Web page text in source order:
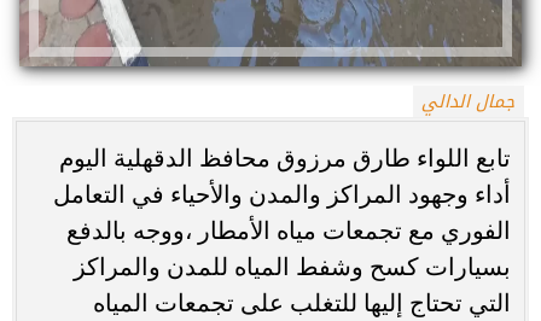
جمال الدالي
تابع اللواء طارق مرزوق محافظ الدقهلية اليوم
أداء وجهود المراكز والمدن والأحياء في التعامل
الفوري مع تجمعات مياه الأمطار ،ووجه بالدفع
بسيارات كسح وشفط المياه للمدن والمراكز
التي تحتاج إليها للتغلب على تجمعات المياه